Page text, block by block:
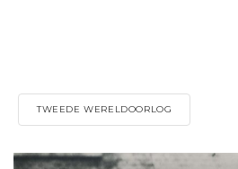
TWEEDE WERELDOORLOG